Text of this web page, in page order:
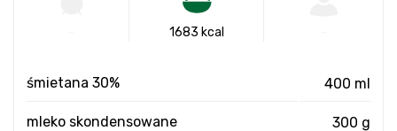
1683 kcal
śmietana 30% 400 ml
mleko skondensowane 300 g